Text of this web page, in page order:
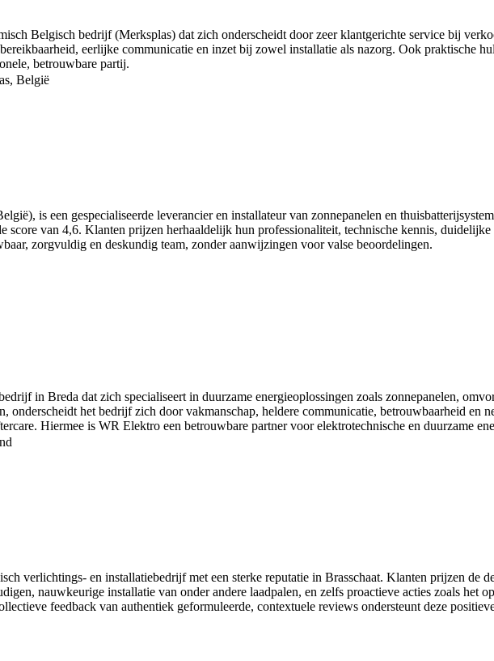
Belgisch bedrijf (Merksplas) dat zich onderscheidt door zeer klantgerichte service bij
eerlijke communicatie en inzet bij zowel installatie als nazorg. Ook praktische
betrouwbare partij.
België
is een gespecialiseerde leverancier en installateur van zonnepanelen en
score van 4,6. Klanten prijzen herhaaldelijk hun professionaliteit, technische kennis,
zorgvuldig en deskundig team, zonder aanwijzingen voor valse beoordelingen.
in Breda dat zich specialiseert in duurzame energieoplossingen zoals zonnepanelen,
onderscheidt het bedrijf zich door vakmanschap, heldere communicatie, betrouwbaarheid en
Hiermee is WR Elektro een betrouwbare partner voor elektrotechnische en duurzame
verlichtings- en installatiebedrijf met een sterke reputatie in Brasschaat. Klanten prijzen de
nauwkeurige installatie van onder andere laadpalen, en zelfs proactieve acties zoals het
feedback van authentiek geformuleerde, contextuele reviews ondersteunt deze